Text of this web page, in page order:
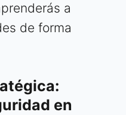
a
de forma
en